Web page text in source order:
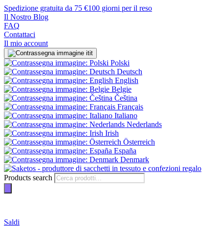
Spedizione gratuita da 75 €100 giorni per il reso
Il Nostro Blog
FAQ
Contattaci
Il mio account
it
Polski
Deutsch
English
Belgie
Čeština
Français
Italiano
Nederlands
Irish
Österreich
España
Denmark
Products search
Saldi